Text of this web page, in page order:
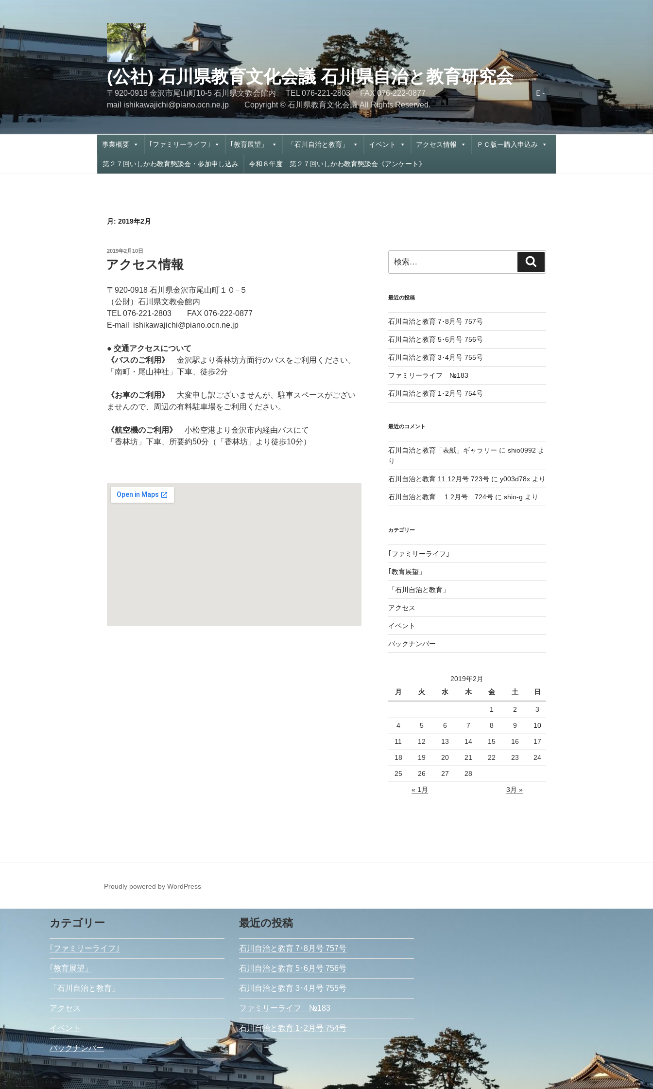
テ
ン
ツ
へ
ス
(公社) 石川県教育文化会議 石川県自治と教育研究会
〒920-0918 金沢市尾山町10-5 石川県文教会館内 TEL 076-221-2803 FAX 076-222-0877 Ｅ-
mail ishikawajichi@piano.ocn.ne.jp Copyright © 石川県教育文化会議 All Rights Reserved.
事業概要 ｢ファミリーライフ｣ ｢教育展望」 「石川自治と教育」 イベント アクセス情報 ＰＣ版ー購入申込み
第２７回いしかわ教育懇談会・参加申し込み 令和８年度 第２７回いしかわ教育懇談会《アンケート》
月: 2019年2月
投
日:
2019年2月10日
アクセス情報
〒920-0918 石川県金沢市尾山町１０−５
（公財）石川県文教会館内
TEL 076-221-2803 FAX 076-222-0877
E-mail ishikawajichi@piano.ocn.ne.jp
● 交通アクセスについて
《バスのご利用》 金沢駅より香林坊方面行のバスをご利用ください。
「南町・尾山神社」下車、徒歩2分
《お車のご利用》 大変申し訳ございませんが、駐車スペースがござい
ませんので、周辺の有料駐車場をご利用ください。
《航空機のご利用》 小松空港より金沢市内経由バスにて
「香林坊」下車、所要約50分（「香林坊」より徒歩10分）
索:
索
最近の投稿
石川自治と教育 7･8月号 757号
石川自治と教育 5･6月号 756号
石川自治と教育 3･4月号 755号
ファミリーライフ №183
石川自治と教育 1･2月号 754号
最近のコメント
石川自治と教育「表紙」ギャラリー に shio0992 よ
り
石川自治と教育 11.12月号 723号に y003d78xより
石川自治と教育 1.2月号 724号に shio-g より
カテゴリー
｢ファミリーライフ｣
｢教育展望」
「石川自治と教育」
アクセス
イベント
バックナンバー
2019年2月
月
火 水 木 金 土 日
1 2 3
4 5 6 7 8 9 10
11 12 13 14 15 16 17
18 19 20 21 22 23 24
25 26 27 28
« 1月 3月 »
Proudly powered by WordPress
カテゴリー
｢ファミリーライフ｣
｢教育展望」
「石川自治と教育」
アクセス
イベント
バックナンバー
最近の投稿
石川自治と教育 7･8月号 757号
石川自治と教育 5･6月号 756号
石川自治と教育 3･4月号 755号
ファミリーライフ №183
石川自治と教育 1･2月号 754号